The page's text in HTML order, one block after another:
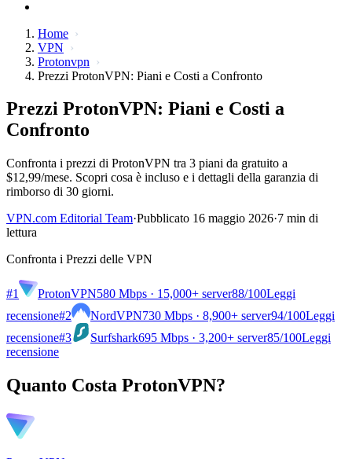
Home
VPN
Protonvpn
Prezzi ProtonVPN: Piani e Costi a Confronto
Prezzi ProtonVPN: Piani e Costi a
Confronto
Confronta i prezzi di ProtonVPN tra 3 piani da gratuito a
$12,99/mese. Scopri cosa è incluso e i dettagli della garanzia di
rimborso di 30 giorni.
VPN.com Editorial Team·Pubblicato 16 maggio 2026·7 min di
lettura
Confronta i Prezzi delle VPN
#1 ProtonVPN580 Mbps · 15,000+ server88/100Leggi
recensione#2 NordVPN730 Mbps · 8,900+ server94/100Leggi
recensione#3 Surfshark695 Mbps · 3,200+ server85/100Leggi
recensione
Quanto Costa ProtonVPN?